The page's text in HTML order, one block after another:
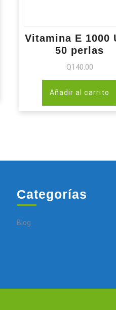
Vitamina E 1000
50 perlas
Q140.00
Añadir al carrito
Categorías
Blog